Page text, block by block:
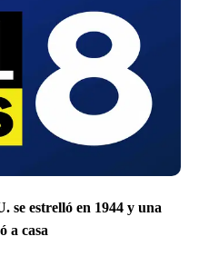
se estrelló en 1944 y una
a casa